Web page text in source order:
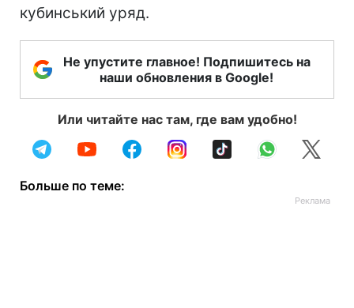
кубинський уряд.
Не упустите главное! Подпишитесь на
наши обновления в Google!
Или читайте нас там, где вам удобно!
Больше по теме: